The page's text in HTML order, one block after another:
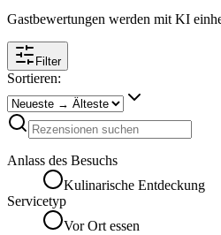
Gastbewertungen werden mit KI
Filter
Sortieren:
Anlass des Besuchs
Kulinarische Entdeckung
Servicetyp
Vor Ort essen